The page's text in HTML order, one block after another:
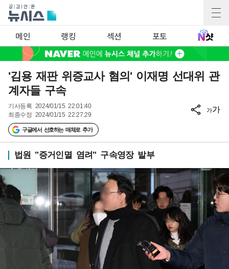
메인 랭킹 섹션 포토
'김용 재판 위증교사 혐의' 이재명 선대위 관
계자들 구속
기사등록 2024/01/15 22:01:40
최종수정 2024/01/15 22:27:29
구글에서 선호하는 매체로 추가
가가
법원 "증거인멸 염려" 구속영장 발부